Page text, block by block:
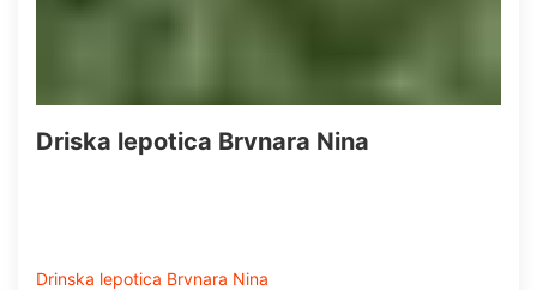
Driska lepotica Brvnara Nina
Drinska lepotica Brvnara Nina